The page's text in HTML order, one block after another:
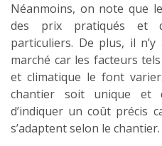
Néanmoins, on note que
des prix pratiqués et
particuliers. De plus, il
marché car les facteurs
et climatique le font
chantier soit unique et
d’indiquer un coût précis
s’adaptent selon le chantier.